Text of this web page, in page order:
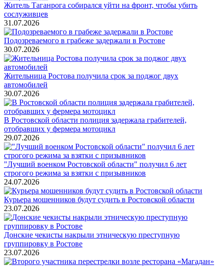
Житель Таганрога собирался уйти на фронт, чтобы убить
сослуживцев
31.07.2026
Подозреваемого в грабеже задержали в Ростове
30.07.2026
Жительница Ростова получила срок за поджог двух
автомобилей
30.07.2026
В Ростовской области полиция задержала грабителей,
отобравших у фермера мотоцикл
29.07.2026
"Лучший военком Ростовской области" получил 6 лет
строгого режима за взятки с призывников
24.07.2026
Курьера мошенников будут судить в Ростовской области
23.07.2026
Донские чекисты накрыли этническую преступную
группировку в Ростове
23.07.2026